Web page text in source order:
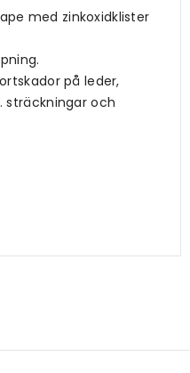
med zinkoxidklister
på leder,
sträckningar och